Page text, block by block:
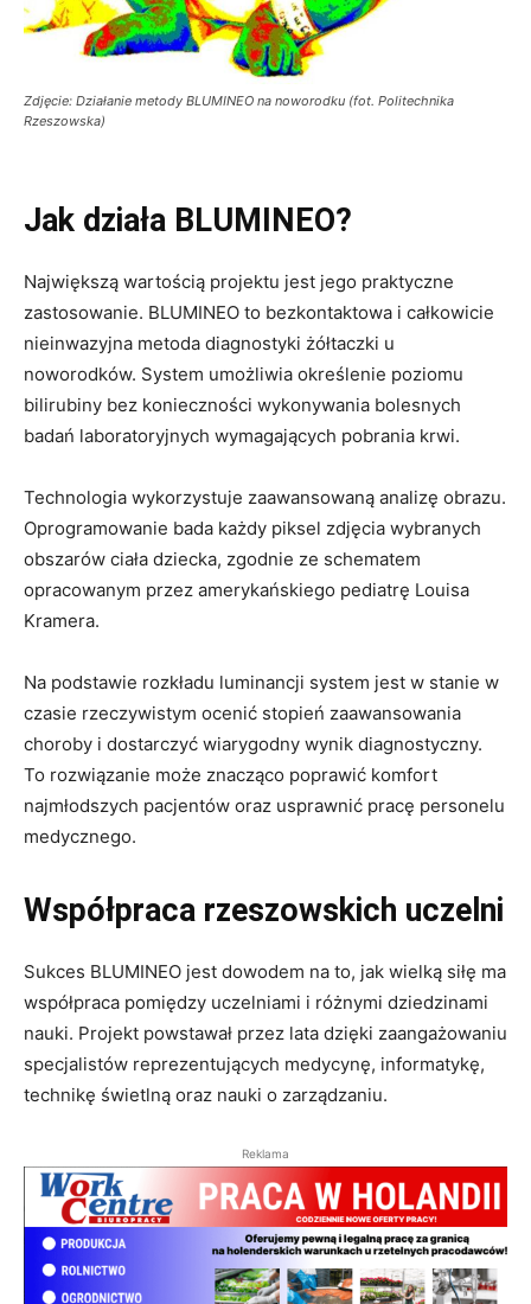
Zdjęcie: Działanie metody BLUMINEO na noworodku (fot. Politechnika
Rzeszowska)
Jak działa BLUMINEO?
Największą wartością projektu jest jego praktyczne
zastosowanie. BLUMINEO to bezkontaktowa i całkowicie
nieinwazyjna metoda diagnostyki żółtaczki u
noworodków. System umożliwia określenie poziomu
bilirubiny bez konieczności wykonywania bolesnych
badań laboratoryjnych wymagających pobrania krwi.
Technologia wykorzystuje zaawansowaną analizę obrazu.
Oprogramowanie bada każdy piksel zdjęcia wybranych
obszarów ciała dziecka, zgodnie ze schematem
opracowanym przez amerykańskiego pediatrę Louisa
Kramera.
Na podstawie rozkładu luminancji system jest w stanie w
czasie rzeczywistym ocenić stopień zaawansowania
choroby i dostarczyć wiarygodny wynik diagnostyczny.
To rozwiązanie może znacząco poprawić komfort
najmłodszych pacjentów oraz usprawnić pracę personelu
medycznego.
Współpraca rzeszowskich uczelni
Sukces BLUMINEO jest dowodem na to, jak wielką siłę ma
współpraca pomiędzy uczelniami i różnymi dziedzinami
nauki. Projekt powstawał przez lata dzięki zaangażowaniu
specjalistów reprezentujących medycynę, informatykę,
technikę świetlną oraz nauki o zarządzaniu.
Reklama